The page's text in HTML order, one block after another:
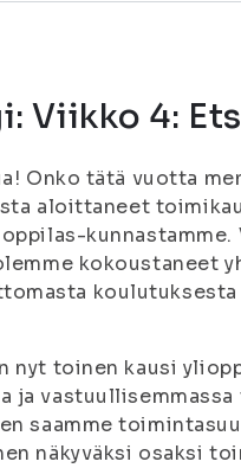
Viikko 4:
Onko tätä vuotta
aloittaneet
kunnastamme.
kokoustaneet
nyt toinen kausi
ja
saamme
näkyväksi osaksi